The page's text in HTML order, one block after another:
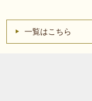
一覧はこちら